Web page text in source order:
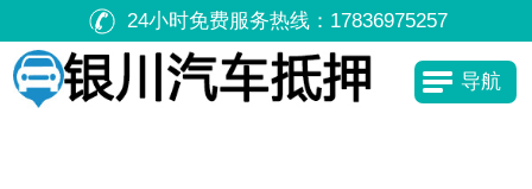
24小时免费服务热线： 17836975257
导航